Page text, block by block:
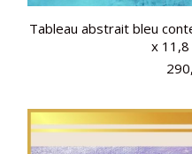
Tableau abstrait bleu
x